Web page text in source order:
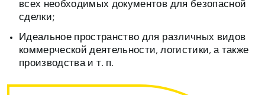
всех необходимых документов для безопасной
сделки;
Идеальное пространство для различных видов
коммерческой деятельности, логистики, а также
производства и т. п.